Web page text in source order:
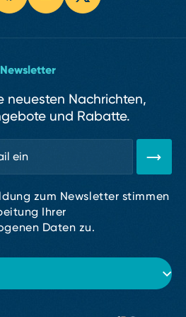
Newsletter
neuesten Nachrichten,
und Rabatte.
zum Newsletter stimmen
Ihrer
Daten zu.